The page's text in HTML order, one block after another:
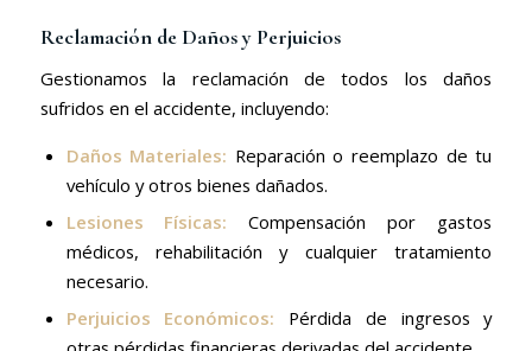
Reclamación de Daños y Perjuicios
Gestionamos la reclamación de todos los daños
sufridos en el accidente, incluyendo:
Daños Materiales: Reparación o reemplazo de tu
vehículo y otros bienes dañados.
Lesiones Físicas: Compensación por gastos
médicos, rehabilitación y cualquier tratamiento
necesario.
Perjuicios Económicos: Pérdida de ingresos y